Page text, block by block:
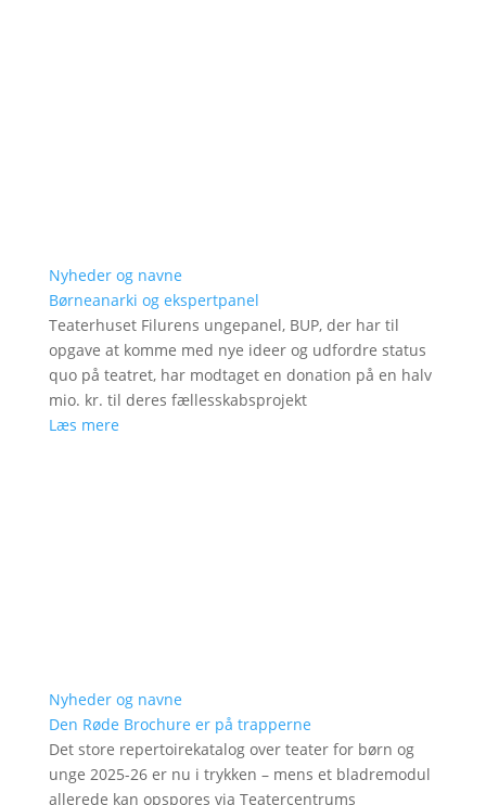
Nyheder og navne
Børneanarki og ekspertpanel
Teaterhuset Filurens ungepanel, BUP, der har til
opgave at komme med nye ideer og udfordre status
quo på teatret, har modtaget en donation på en halv
mio. kr. til deres fællesskabsprojekt
Læs mere
Nyheder og navne
Den Røde Brochure er på trapperne
Det store repertoirekatalog over teater for børn og
unge 2025-26 er nu i trykken – mens et bladremodul
allerede kan opspores via Teatercentrums